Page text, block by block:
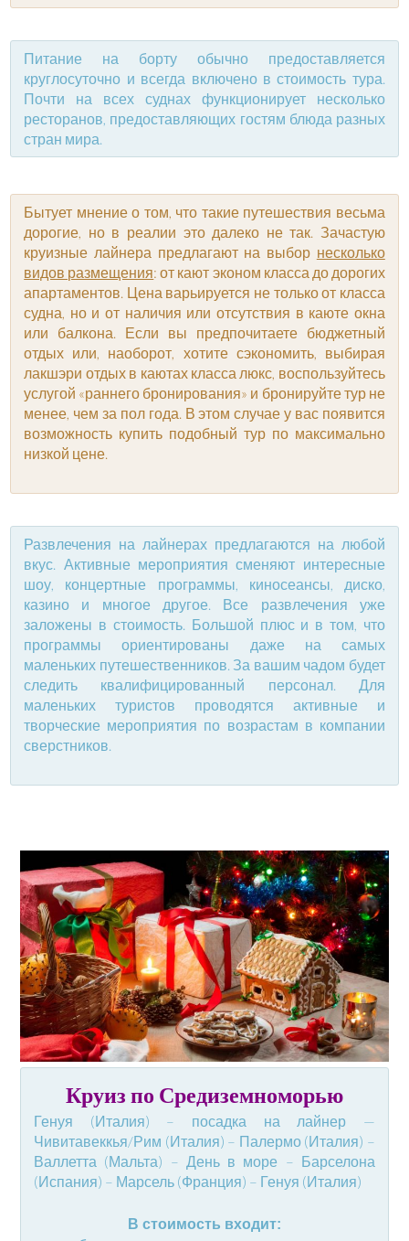
Питание на борту обычно предоставляется
круглосуточно и всегда включено в стоимость тура.
Почти на всех суднах функционирует несколько
ресторанов, предоставляющих гостям блюда разных
стран мира.
Бытует мнение о том, что такие путешествия весьма
дорогие, но в реалии это далеко не так. Зачастую
круизные лайнера предлагают на выбор несколько
видов размещения: от кают эконом класса до дорогих
апартаментов. Цена варьируется не только от класса
судна, но и от наличия или отсутствия в каюте окна
или балкона. Если вы предпочитаете бюджетный
отдых или, наоборот, хотите сэкономить, выбирая
лакшэри отдых в каютах класса люкс, воспользуйтесь
услугой «раннего бронирования» и бронируйте тур не
менее, чем за пол года. В этом случае у вас появится
возможность купить подобный тур по максимально
низкой цене.
Развлечения на лайнерах предлагаются на любой
вкус. Активные мероприятия сменяют интересные
шоу, концертные программы, киносеансы, диско,
казино и многое другое. Все развлечения уже
заложены в стоимость. Большой плюс и в том, что
программы ориентированы даже на самых
маленьких путешественников. За вашим чадом будет
следить квалифицированный персонал. Для
маленьких туристов проводятся активные и
творческие мероприятия по возрастам в компании
сверстников.
Круиз по Средиземноморью
Генуя (Италия) – посадка на лайнер —
Чивитавеккья/Рим (Италия) – Палермо (Италия) –
Валлетта (Мальта) – День в море – Барселона
(Испания) – Марсель (Франция) – Генуя (Италия)
В стоимость входит: